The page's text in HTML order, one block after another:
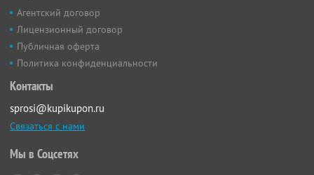
Агентский договор
Лицензионный договор
Публичная оферта
Политика конфиденциальности
Контакты
sprosi@kupikupon.ru
Связаться с нами
Мы в Соцсетях